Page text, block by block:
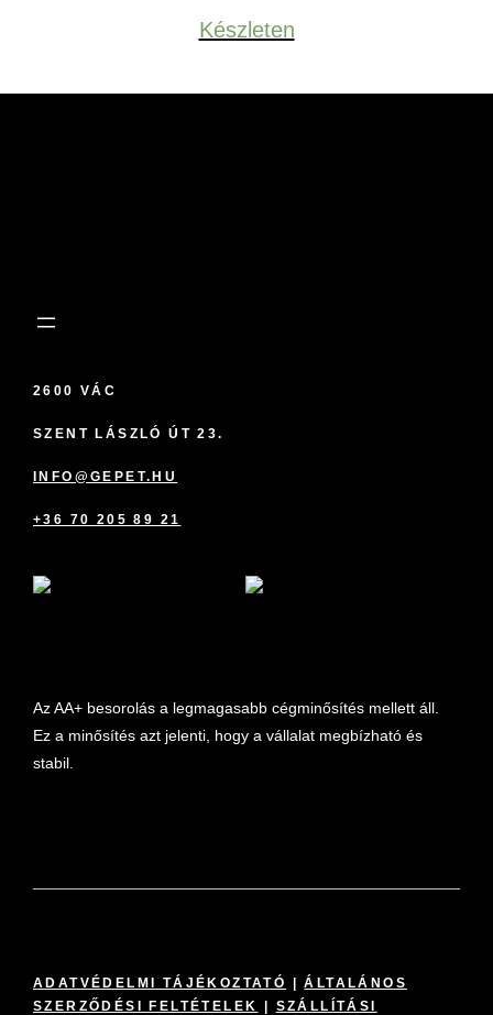
Készleten
2600 VÁC
SZENT LÁSZLÓ ÚT 23.
INFO@GEPET.HU
+36 70 205 89 21
Az AA+ besorolás a legmagasabb cégminősítés mellett áll.
Ez a minősítés azt jelenti, hogy a vállalat megbízható és
stabil.
ADATVÉDELMI TÁJÉKOZTATÓ |ÁLTALÁNOS
SZERZŐDÉSI FELTÉTELEK
SZÁLLÍTÁSI